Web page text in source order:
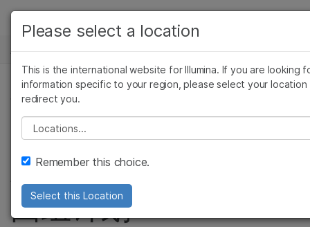
Skip to content
解决方案
学习
公司
支持
推荐内容链接
新闻中心
复杂疾病
多家顶级健康和研究
机构联合启动医疗基
因组计划
查看更多相关内容。选择您感兴趣的领域:
癌症研究
微生物学
农业基因组学
复杂疾病
临床肿瘤学
遗传病和罕见病
Please select a location
This is the international website for Illumina. If you are looking
information specific to your region, please select your location
redirect you.
Please select a location
Remember this choice.
Select this Location